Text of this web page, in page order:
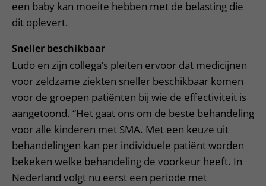
een baby kan moeite hebben met de belasting die
dit oplevert.
Sneller beschikbaar
Ludo en zijn collega’s pleiten ervoor dat medicijnen
voor zeldzame ziekten sneller beschikbaar komen
voor de groepen patiënten bij wie de effectiviteit is
aangetoond. “Het gaat ons om de beste behandeling
voor alle kinderen met SMA. Met een keuze uit
behandelingen kan per individuele patiënt worden
bekeken welke behandeling de voorkeur heeft. In
Nederland volgt nu eerst een periode met